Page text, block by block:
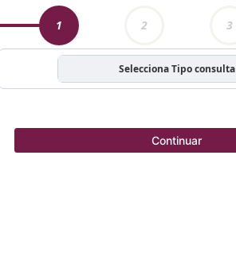
1 2 3
Selecciona Tipo consulta
Continuar